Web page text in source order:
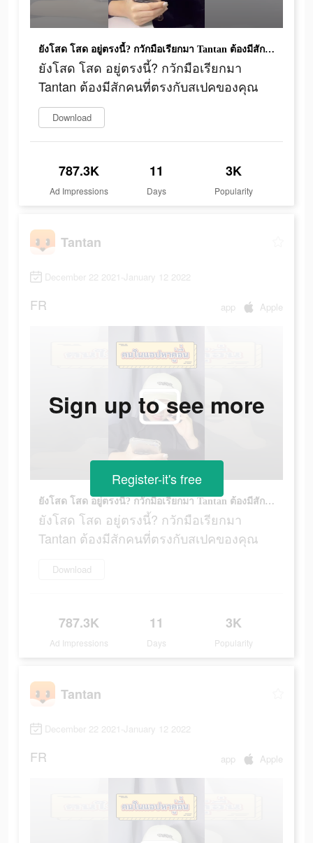
ยังโสด โสด อยู่ตรงนี้? กวักมือเรียกมา Tantan ต้องมีสักคนที่ตรงกับสเปคของคุณ
ยังโสด โสด อยู่ตรงนี้? กวักมือเรียกมา
Tantan ต้องมีสักคนที่ตรงกับสเปคของคุณ
Download
787.3K
Ad Impressions
11
Days
3K
Popularity
Tantan
December 22 2021-January 12 2022
FR app Apple
ยังโสด โสด อยู่ตรงนี้? กวักมือเรียกมา Tantan ต้องมีสักคนที่ตรงกับสเปคของคุณ
ยังโสด โสด อยู่ตรงนี้? กวักมือเรียกมา
Tantan ต้องมีสักคนที่ตรงกับสเปคของคุณ
Download
787.3K
Ad Impressions
11
Days
3K
Popularity
Sign up to see more
Register-it's free
Tantan
December 22 2021-January 12 2022
FR app Apple